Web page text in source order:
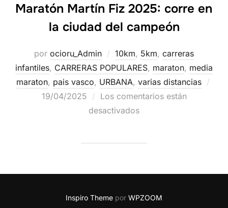
Maratón Martín Fiz 2025: corre en
la ciudad del campeón
por ocioru_Admin 10km, 5km, carreras
infantiles, CARRERAS POPULARES, maraton, media
maraton, pais vasco, URBANA, varias distancias
19/04/2025
Los comentarios están
desactivados
Inspiro Theme por WPZOOM